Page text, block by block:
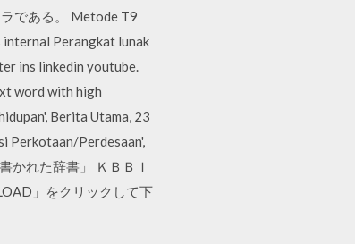
である。 Metode T9
internal Perangkat lunak
ins linkedin youtube.
word with high
Berita Utama, 23
Perkotaan/Perdesaan',
かれた辞書」 ＫＢＢＩ
」をクリックして下